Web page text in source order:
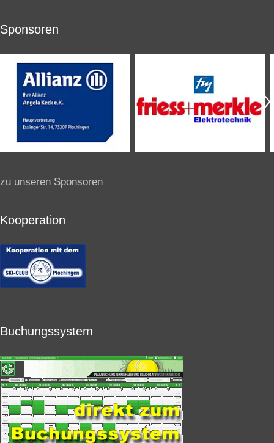
Sponsoren
zu unseren Sponsoren
Kooperation
Buchungssystem